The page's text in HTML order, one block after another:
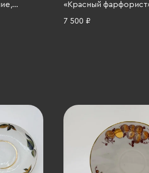
«Красный
1971-1991 гг.
7 500 ₽